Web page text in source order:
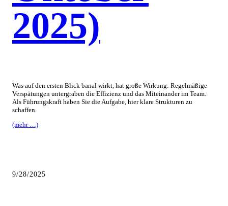
2025)
Was auf den ersten Blick banal wirkt, hat große Wirkung: Regelmäßige
Verspätungen untergraben die Effizienz und das Miteinander im Team.
Als Führungskraft haben Sie die Aufgabe, hier klare Strukturen zu
schaffen.
(mehr …)
9/28/2025